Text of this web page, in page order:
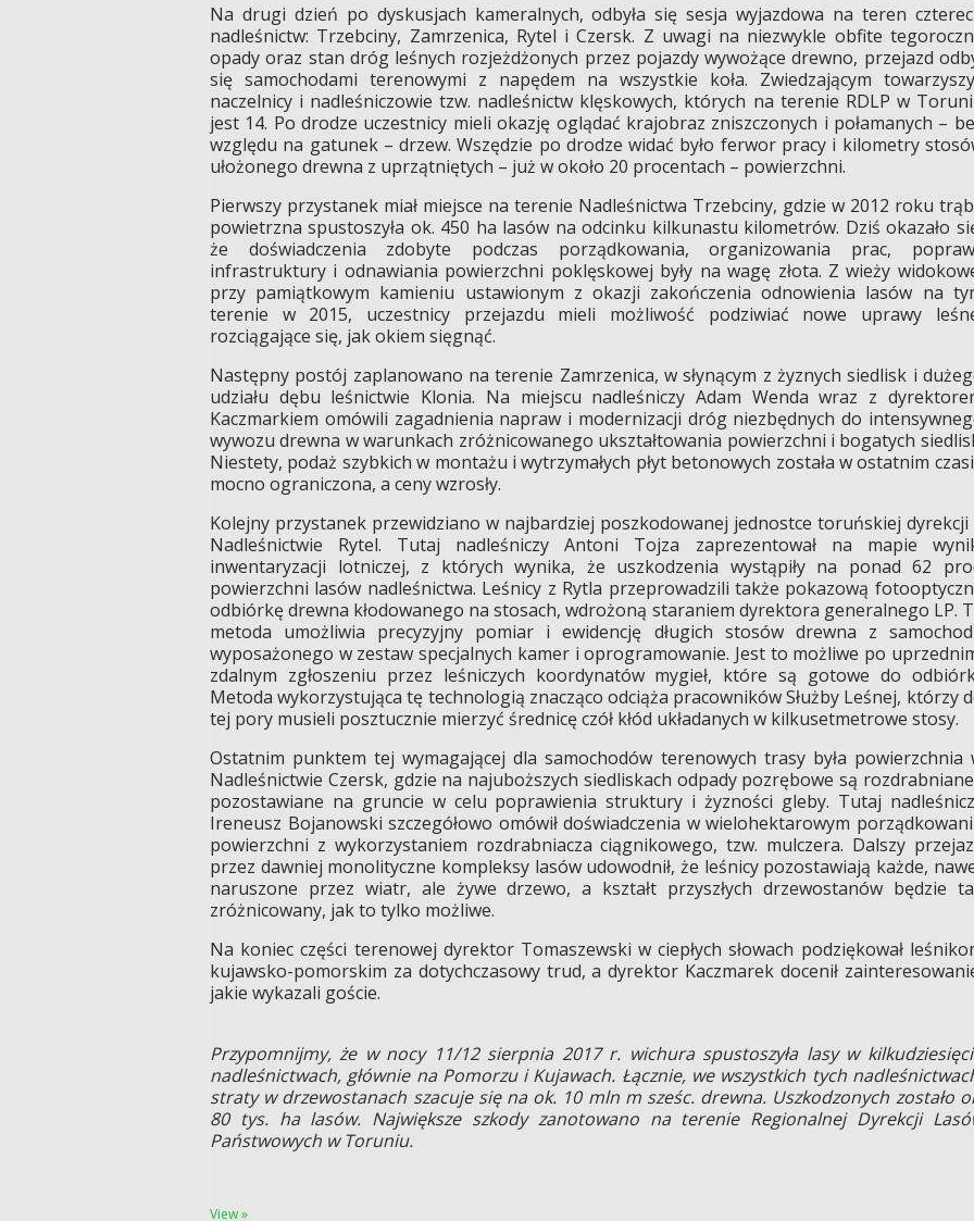
Na drugi dzień po dyskusjach kameralnych, odbyła się sesja wyjazdowa na teren
nadleśnictw: Trzebciny, Zamrzenica, Rytel i Czersk. Z uwagi na niezwykle obfite
opady oraz stan dróg leśnych rozjeżdżonych przez pojazdy wywożące drewno, przejazd
się samochodami terenowymi z napędem na wszystkie koła. Zwiedzającym
naczelnicy i nadleśniczowie tzw. nadleśnictw klęskowych, których na terenie RDLP w
jest 14. Po drodze uczestnicy mieli okazję oglądać krajobraz zniszczonych i połamanych –
względu na gatunek – drzew. Wszędzie po drodze widać było ferwor pracy i kilometry
ułożonego drewna z uprzątniętych – już w około 20 procentach – powierzchni.
Pierwszy przystanek miał miejsce na terenie Nadleśnictwa Trzebciny, gdzie w 2012 roku
powietrzna spustoszyła ok. 450 ha lasów na odcinku kilkunastu kilometrów. Dziś okazało
że doświadczenia zdobyte podczas porządkowania, organizowania prac,
infrastruktury i odnawiania powierzchni poklęskowej były na wagę złota. Z wieży
przy pamiątkowym kamieniu ustawionym z okazji zakończenia odnowienia lasów na
terenie w 2015, uczestnicy przejazdu mieli możliwość podziwiać nowe uprawy
rozciągające się, jak okiem sięgnąć.
Następny postój zaplanowano na terenie Zamrzenica, w słynącym z żyznych siedlisk i
udziału dębu leśnictwie Klonia. Na miejscu nadleśniczy Adam Wenda wraz z
Kaczmarkiem omówili zagadnienia napraw i modernizacji dróg niezbędnych do
wywozu drewna w warunkach zróżnicowanego ukształtowania powierzchni i bogatych
Niestety, podaż szybkich w montażu i wytrzymałych płyt betonowych została w ostatnim
mocno ograniczona, a ceny wzrosły.
Kolejny przystanek przewidziano w najbardziej poszkodowanej jednostce toruńskiej dyrekcji
Nadleśnictwie Rytel. Tutaj nadleśniczy Antoni Tojza zaprezentował na mapie
inwentaryzacji lotniczej, z których wynika, że uszkodzenia wystąpiły na ponad 62
powierzchni lasów nadleśnictwa. Leśnicy z Rytla przeprowadzili także pokazową
odbiórkę drewna kłodowanego na stosach, wdrożoną staraniem dyrektora generalnego LP.
metoda umożliwia precyzyjny pomiar i ewidencję długich stosów drewna z
wyposażonego w zestaw specjalnych kamer i oprogramowanie. Jest to możliwe po
zdalnym zgłoszeniu przez leśniczych koordynatów mygieł, które są gotowe do
Metoda wykorzystująca tę technologią znacząco odciąża pracowników Służby Leśnej, którzy
tej pory musieli posztucznie mierzyć średnicę czół kłód układanych w kilkusetmetrowe stosy.
Ostatnim punktem tej wymagającej dla samochodów terenowych trasy była powierzchnia
Nadleśnictwie Czersk, gdzie na najuboższych siedliskach odpady pozrębowe są
pozostawiane na gruncie w celu poprawienia struktury i żyzności gleby. Tutaj
Ireneusz Bojanowski szczegółowo omówił doświadczenia w wielohektarowym
powierzchni z wykorzystaniem rozdrabniacza ciągnikowego, tzw. mulczera. Dalszy
przez dawniej monolityczne kompleksy lasów udowodnił, że leśnicy pozostawiają każde,
naruszone przez wiatr, ale żywe drzewo, a kształt przyszłych drzewostanów będzie
zróżnicowany, jak to tylko możliwe.
Na koniec części terenowej dyrektor Tomaszewski w ciepłych słowach podziękował
kujawsko-pomorskim za dotychczasowy trud, a dyrektor Kaczmarek docenił
jakie wykazali goście.
Przypomnijmy, że w nocy 11/12 sierpnia 2017 r. wichura spustoszyła lasy w
nadleśnictwach, głównie na Pomorzu i Kujawach. Łącznie, we wszystkich tych
straty w drzewostanach szacuje się na ok. 10 mln m sześc. drewna. Uszkodzonych zostało
80 tys. ha lasów. Największe szkody zanotowano na terenie Regionalnej Dyrekcji
Państwowych w Toruniu.
View »